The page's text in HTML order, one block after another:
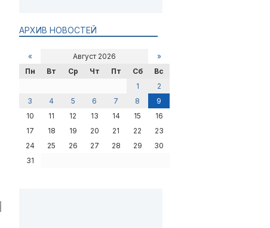
АРХИВ НОВОСТЕЙ
« Август 2026
»
Пн
Вт Ср Чт Пт Сб
Вс
1
2
3
4 5 6 7 8
9
10
11 12 13 14 15
16
17
18 19 20 21 22
23
24
25 26 27 28 29
30
31